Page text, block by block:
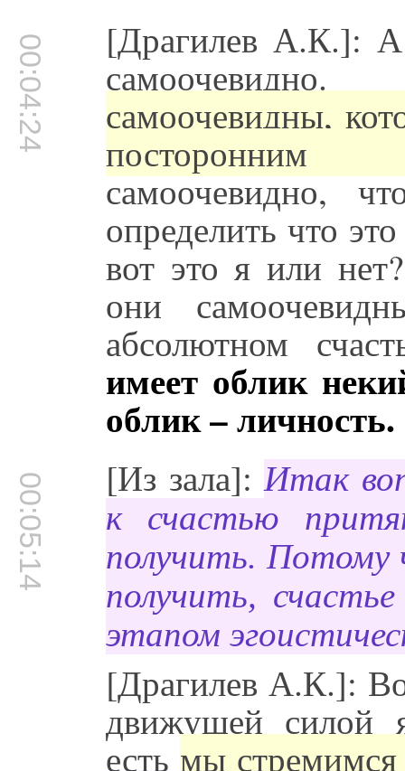
00:04:24 [Драгилев А.К.]: А
самоочевидны,
посторонним
самоочевидно,
определить что
вот это я или
они
абсолютном
имеет облик
облик – личность.
00:05:14 [Из зала]:Итак
к счастью
получить. Потому
получить,
этапом
[Драгилев А.К.]:
движущей силой
есть мы